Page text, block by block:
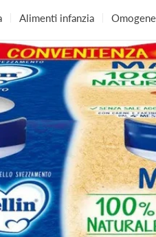
Alimenti infanzia